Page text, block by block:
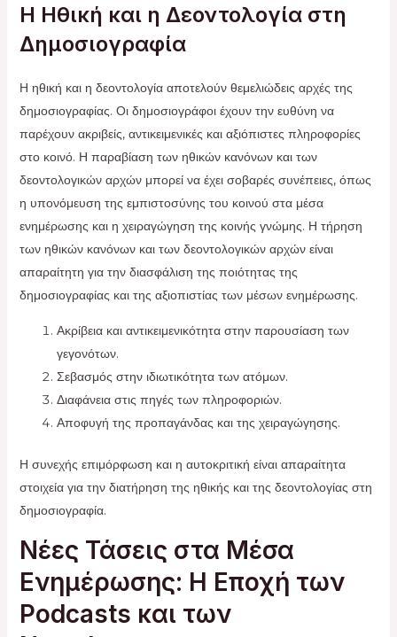
Η Ηθική και η Δεοντολογία στη
Δημοσιογραφία
Η ηθική και η δεοντολογία αποτελούν θεμελιώδεις αρχές της
δημοσιογραφίας. Οι δημοσιογράφοι έχουν την ευθύνη να
παρέχουν ακριβείς, αντικειμενικές και αξιόπιστες πληροφορίες
στο κοινό. Η παραβίαση των ηθικών κανόνων και των
δεοντολογικών αρχών μπορεί να έχει σοβαρές συνέπειες, όπως
η υπονόμευση της εμπιστοσύνης του κοινού στα μέσα
ενημέρωσης και η χειραγώγηση της κοινής γνώμης. Η τήρηση
των ηθικών κανόνων και των δεοντολογικών αρχών είναι
απαραίτητη για την διασφάλιση της ποιότητας της
δημοσιογραφίας και της αξιοπιστίας των μέσων ενημέρωσης.
Ακρίβεια και αντικειμενικότητα στην παρουσίαση των
γεγονότων.
Σεβασμός στην ιδιωτικότητα των ατόμων.
Διαφάνεια στις πηγές των πληροφοριών.
Αποφυγή της προπαγάνδας και της χειραγώγησης.
Η συνεχής επιμόρφωση και η αυτοκριτική είναι απαραίτητα
στοιχεία για την διατήρηση της ηθικής και της δεοντολογίας στη
δημοσιογραφία.
Νέες Τάσεις στα Μέσα
Ενημέρωσης: Η Εποχή των
Podcasts και των